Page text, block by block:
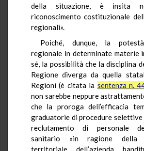
della situazione, è insita
riconoscimento costituzionale
regionali».
Poiché, dunque, la
regionale in determinate materie
sé, la possibilità che la disciplina
Regione diverga da quella
Regioni (è citata la sentenza n.
non sarebbe neppure
che la proroga dell’efficacia
graduatorie di procedure selettive
reclutamento di personale
sanitario «in ragione della
territoriale dell’azienda